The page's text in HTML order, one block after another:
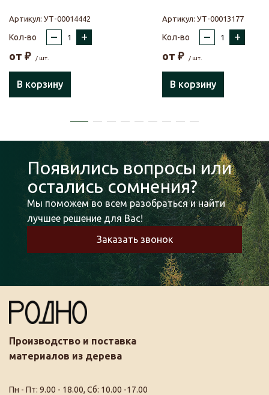
Артикул: УТ-00014442
Кол-во – +
от ₽ / шт.
В корзину
Артикул: УТ-00013177
Кол-во – +
от ₽ / шт.
В корзину
Появились вопросы или
остались сомнения?
Мы поможем во всем разобраться и найти
лучшее решение для Вас!
Заказать звонок
Производство и поставка
материалов из дерева
Пн - Пт: 9.00 - 18.00, Сб: 10.00 -17.00